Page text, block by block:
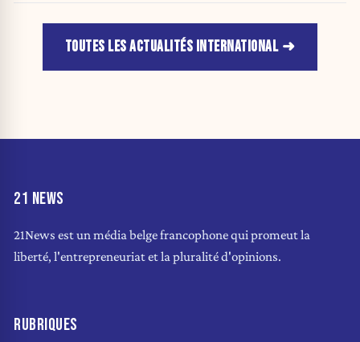
TOUTES LES ACTUALITÉS INTERNATIONAL
21 NEWS
21News est un média belge francophone qui promeut la
liberté, l'entrepreneuriat et la pluralité d'opinions.
RUBRIQUES